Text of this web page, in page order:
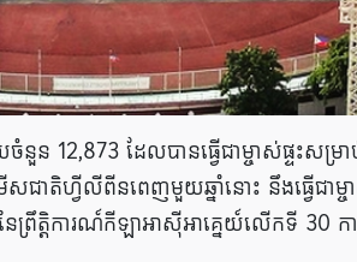
12,873 ដែលបានធ្វើជាម្ចាស់ផ្ទះសម្រ
សជាតិហ្វីលីពីនពេញមួយឆ្នាំនោះ នឹងធ្វើជាម្ច
រឹត្តិការណ៍កីឡាអាស៊ីអាគ្នេយ៍លើកទី 30 ក